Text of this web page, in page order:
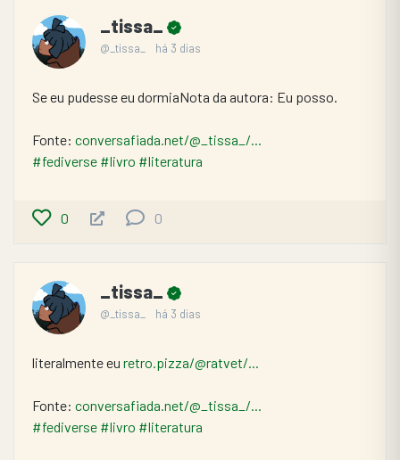
_tissa_
@_tissa_ há 3 dias
Se eu pudesse eu dormiaNota da autora: Eu posso.
Fonte: conversafiada.net/@_tissa_/...
#fediverse #livro #literatura
0 0
_tissa_
@_tissa_ há 3 dias
literalmente eu retro.pizza/@ratvet/...
Fonte: conversafiada.net/@_tissa_/...
#fediverse #livro #literatura